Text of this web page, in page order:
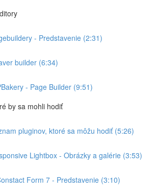
- Predstavenie (2:31)
builder (6:34)
- Page Builder (9:51)
by sa mohli hodiť
pluginov, ktoré sa môžu hodiť (5:26)
Lightbox - Obrázky a galérie (3:53)
Form 7 - Predstavenie (3:10)